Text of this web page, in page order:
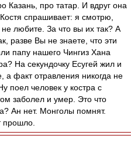
Казань, про татар. И вдруг она
спрашивает: я смотрю,
любите. За что вы их так? А
разве Вы не знаете, что эти
папу нашего Чингиз Хана
На секундочку Есугей жил и
а факт отравления никогда не
поел человек у костра с
заболел и умер. Это что
Ан нет. Монголы помнят.
прошло.